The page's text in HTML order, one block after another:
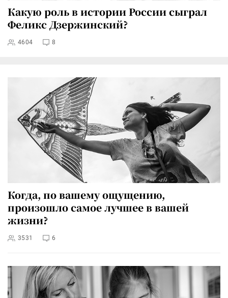
Какую роль в истории России сыграл
Феликс Дзержинский?
4604 8
Когда, по вашему ощущению,
произошло самое лучшее в вашей
жизни?
3531 6